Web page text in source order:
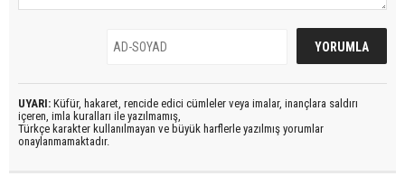
UYARI: Küfür, hakaret, rencide edici cümleler veya imalar, inançlara saldırı
içeren, imla kuralları ile yazılmamış,
Türkçe karakter kullanılmayan ve büyük harflerle yazılmış yorumlar
onaylanmamaktadır.